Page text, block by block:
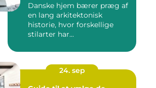
Danske hjem bærer præg af
en lang arkitektonisk
historie, hvor forskellige
stilarter har...
24. sep